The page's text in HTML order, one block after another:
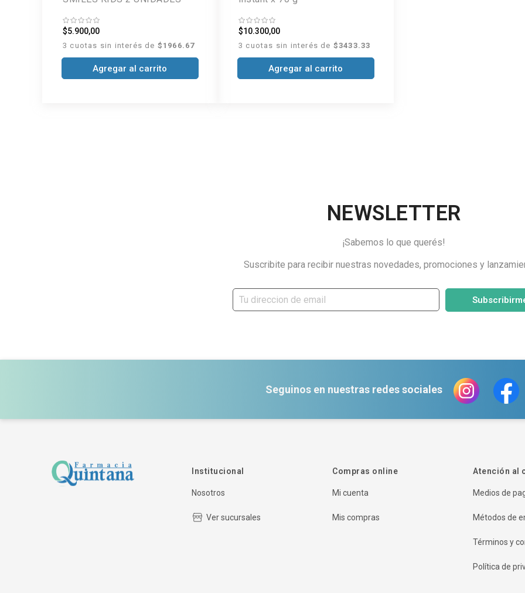
$5.900,00
3 cuotas sin interés de $1966.67
Agregar al carrito
$10.300,00
3 cuotas sin interés de $3433.33
Agregar al carrito
NEWSLETTER
¡Sabemos lo que querés!
Suscribite para recibir nuestras novedades, promociones y
Seguinos en nuestras redes sociales
Institucional
Nosotros
Ver sucursales
Compras online
Mi cuenta
Mis compras
Atención al
Medios de
Métodos de
Términos y
Política de